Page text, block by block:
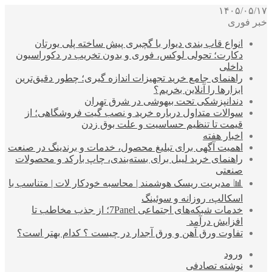
۱۴۰۵/۰۵/۱۷
خبر فوری
انواع قاب بندی دیوار با گچبری پیش ساخته پلی یورتان
دکارت؛ تحولی لوکس، فوری و بدون تخریب در دکوراسیون
داخلی
راهنمای جامع خرید تجهیزات اندازه گیری؛ چطور دقیق‌ترین
ابزارها را آنلاین بخریم؟
دندانپزشکی تحت بیهوشی در شرق تهران
سوالات متداول درباره خرید و نصب گیت فروشگاهی؛ از
قیمت تا تنظیم حساسیت و علت بوق زدن
اخبار هفته
اهمیت آگهی برای تبلیغ محصول، خدمات و برندینگ در صنعت
راهنمای خرید لیبل برای بسته‌بندی، چاپ بارکد و محصولات
صنعتی
📊 مدیریت ریسک هوشمند | محاسبه خودکار لات | متناسب با
اسکالپ، روزانه و سوئینگ
خدمات شبکه‌های اجتماعی 7Panel؛ از جذب مخاطب تا
افزایش درآمد
تفاوت ورق آهن و ورق آجدار در چیست ؟ کدام بهتر است؟
ورود
نوشته تصادفی